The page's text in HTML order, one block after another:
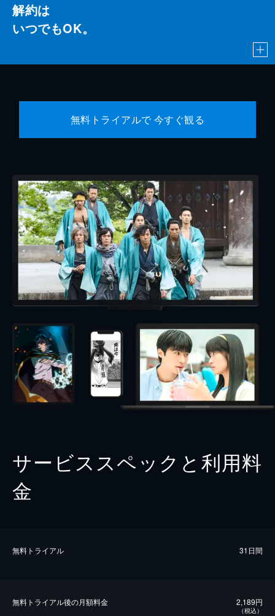
解約は
いつでもOK。
無料トライアルで 今すぐ観る
サービススペックと利用料
金
無料トライアル 31日間
無料トライアル後の⽉額料金 2,189円
（税込）